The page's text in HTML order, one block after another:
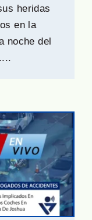
heridas
en la
noche del